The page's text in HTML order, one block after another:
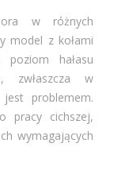
w różnych
model z kołami
poziom hałasu
zwłaszcza w
jest problemem.
pracy cichszej,
wymagających